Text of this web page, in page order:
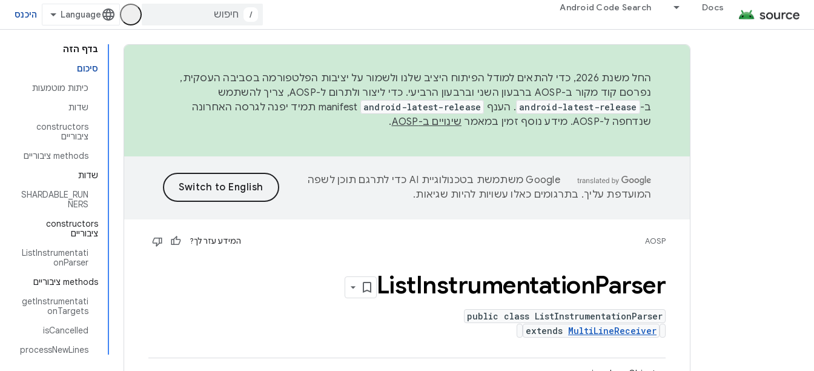
Docs
Android Code Search
/ היכנס
בדף הזה
סיכום
כיתות מוטמעות
שדות
‫constructors
ציבוריים
‫methods ציבוריים
שדות
SHARDABLE_RUN
NERS
‫constructors
ציבוריים
ListInstrumentati
onParser
‫methods ציבוריים
getInstrumentati
onTargets
isCancelled
processNewLines
החל משנת 2026, כדי להתאים למודל הפיתוח היציב שלנו ולשמור על יציבות הפלטפורמה בסביבה העסקית,
נפרסם קוד מקור ב-AOSP ברבעון השני וברבעון הרביעי. כדי ליצור ולתרום ל-AOSP, צריך להשתמש
ב- android-latest-release . הענף android-latest-release
manifest תמיד יפנה לגרסה האחרונה
שנדחפה ל-AOSP. מידע נוסף זמין במאמר
שינויים ב-AOSP .
‫Google משתמשת בטכנולוגיית AI כדי לתרגם תוכן לשפה
המועדפת עליך. בתרגומים כאלו עשויות להיות שגיאות.
AOSP המידע עזר לך?
ListInstrumentationParser
public class ListInstrumentationParser
extends MultiLineReceiver